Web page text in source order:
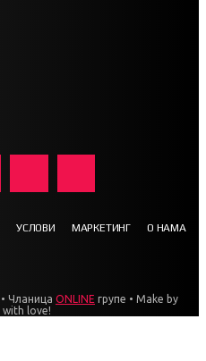
УСЛОВИ МАРКЕТИНГ О НАМА
• Чланица ONLINE групе • Make by
with love!